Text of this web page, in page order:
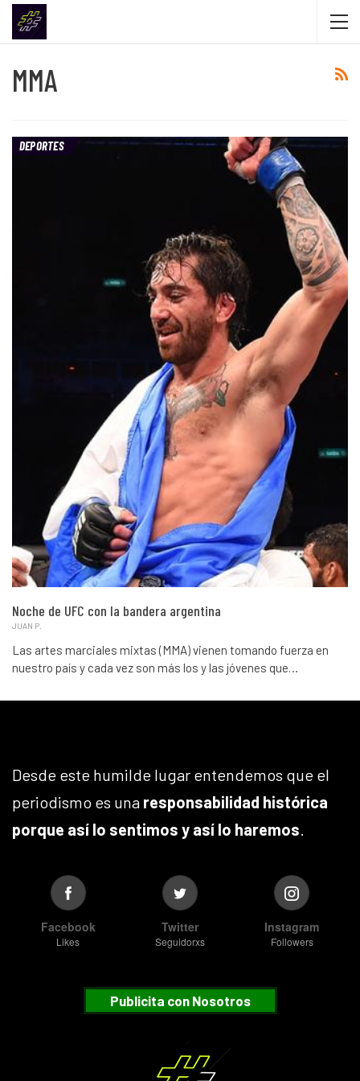
MMA
DEPORTES
Noche de UFC con la bandera argentina
JUAN P.
Las artes marciales mixtas (MMA) vienen tomando fuerza en
nuestro país y cada vez son más los y las jóvenes que…
Desde este humilde lugar entendemos que el
periodismo es una responsabilidad histórica
porque así lo sentimos y así lo haremos.
Facebook
Likes
Twitter
Seguidorxs
Instagram
Followers
Publicita con Nosotros